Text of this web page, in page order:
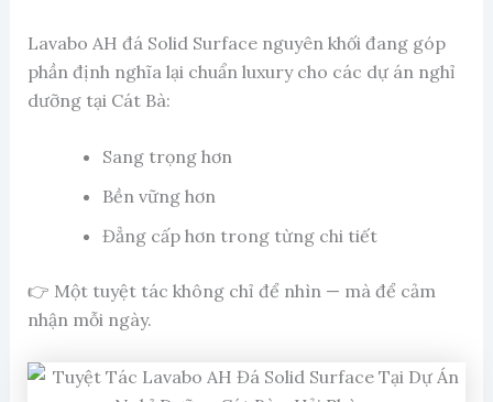
Lavabo AH đá Solid Surface nguyên khối đang góp
phần định nghĩa lại chuẩn luxury cho các dự án nghỉ
dưỡng tại Cát Bà:
Sang trọng hơn
Bền vững hơn
Đẳng cấp hơn trong từng chi tiết
👉 Một tuyệt tác không chỉ để nhìn — mà để cảm
nhận mỗi ngày.